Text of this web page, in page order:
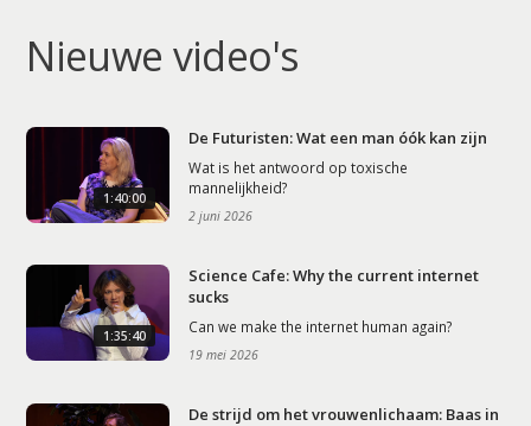
Nieuwe video's
1:40:00
De Futuristen: Wat een man óók kan zijn
Wat is het antwoord op toxische
mannelijkheid?
2 juni 2026
1:35:40
Science Cafe: Why the current internet
sucks
Can we make the internet human again?
19 mei 2026
De strijd om het vrouwenlichaam: Baas in